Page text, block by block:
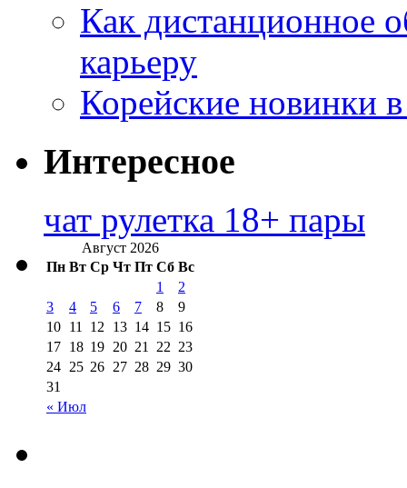
Как дистанционное
карьеру
Корейские новинки
Интересное
чат рулетка 18+ пары
Август 2026
Пн Вт Ср Чт Пт Сб Вс
« Июл
1
2
3
4 5 6 7 8
9
10 11 12 13 14 15 16
17 18 19 20 21 22 23
24 25 26 27 28 29 30
31